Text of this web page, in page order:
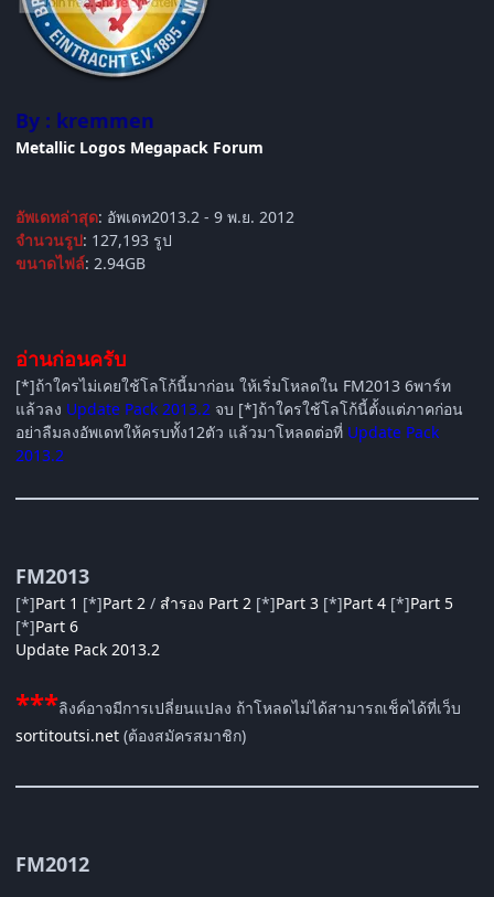
By : kremmen
Metallic Logos Megapack Forum
อัพเดทล่าสุด: อัพเดท2013.2 - 9 พ.ย. 2012
จำนวนรูป: 127,193 รูป
ขนาดไฟล์: 2.94GB
อ่านก่อนครับ
[*]ถ้าใครไม่เคยใช้โลโก้นี้มาก่อน ให้เริ่มโหลดใน FM2013 6พาร์ท
แล้วลง Update Pack 2013.2 จบ [*]ถ้าใครใช้โลโก้นี้ตั้งแต่ภาคก่อน
อย่าลืมลงอัพเดทให้ครบทั้ง12ตัว แล้วมาโหลดต่อที่ Update Pack
2013.2
FM2013
[*]Part 1 [*]Part 2 / สำรอง Part 2 [*]Part 3 [*]Part 4 [*]Part 5
[*]Part 6
Update Pack 2013.2
***ลิงค์อาจมีการเปลี่ยนแปลง ถ้าโหลดไม่ได้สามารถเช็คได้ที่เว็บ
sortitoutsi.net (ต้องสมัครสมาชิก)
FM2012